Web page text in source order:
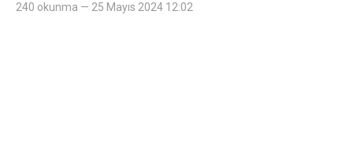
240 okunma — 25 Mayıs 2024 12:02